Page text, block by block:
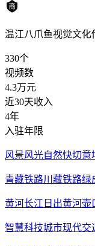
温江八爪鱼视觉文化
330个
视频数
4.3万元
近30天收入
4年
入驻年限
风景风光自然快切
青藏铁路川藏铁路
黄河长江日出黄河壶
智慧科技城市现代交